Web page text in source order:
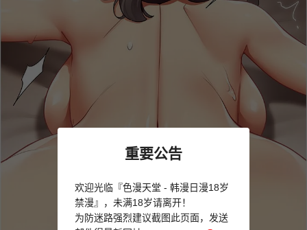
重要公告
欢迎光临『色漫天堂 - 韩漫日漫18岁
禁漫』，未满18岁请离开！
为防迷路强烈建议截图此页面，发送